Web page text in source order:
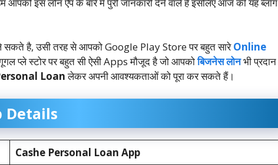
सकते है, उसी तरह से आपको Google Play Store पर बहुत सारेOnline
प्ले स्टोर पर बहुत सी ऐसी Apps मौजूद है जो आपकोबिजनेस लोनभी प्रदान
Loanलेकर अपनी आवश्यकताओं को पूरा कर सकते हैं।
Details
Cashe Personal Loan App